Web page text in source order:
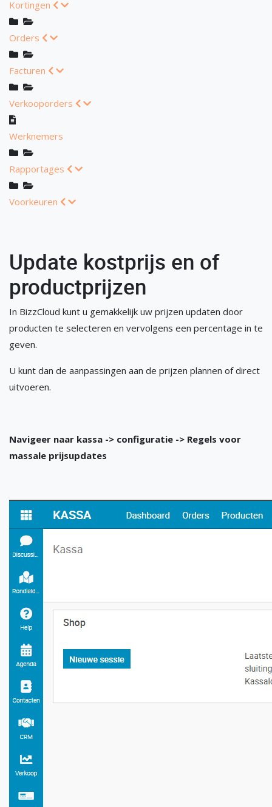
Kortingen
Orders
Facturen
Verkooporders
Werknemers
Rapportages
Voorkeuren
Update kostprijs en of
productprijzen
In BizzCloud kunt u gemakkelijk uw prijzen updaten door
producten te selecteren en vervolgens een percentage in te
geven.
U kunt dan de aanpassingen aan de prijzen plannen of direct
uitvoeren.
Navigeer naar kassa -> configuratie -> Regels voor
massale prijsupdates